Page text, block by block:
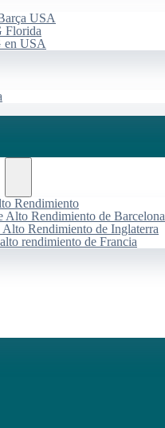
USA
Florida
en USA
Rendimiento
Alto Rendimiento de Barcelona
Rendimiento de Inglaterra
rendimiento de Francia